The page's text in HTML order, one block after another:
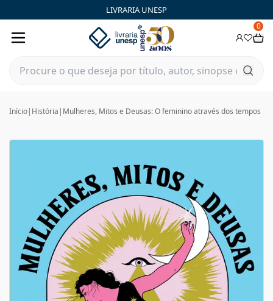
LIVRARIA UNESP
0
Início| História | Mulheres, Mitos e Deusas: O feminino através dos tempos